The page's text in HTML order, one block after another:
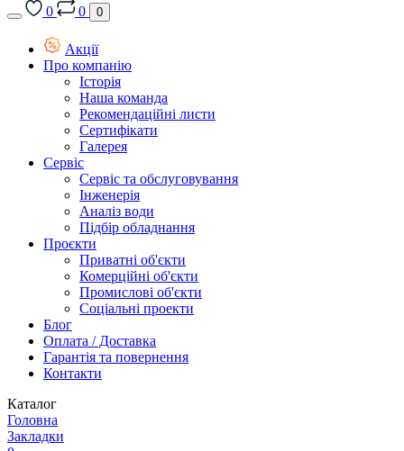
0
0 0
Акції
Про компанію
Історія
Наша команда
Рекомендаційні листи
Сертифікати
Галерея
Сервіс
Сервіс та обслуговування
Інженерія
Аналіз води
Підбір обладнання
Проєкти
Приватні об'єкти
Комерційні об'єкти
Промислові об'єкти
Соціальні проекти
Блог
Оплата / Доставка
Гарантія та повернення
Контакти
Каталог
Головна
Закладки